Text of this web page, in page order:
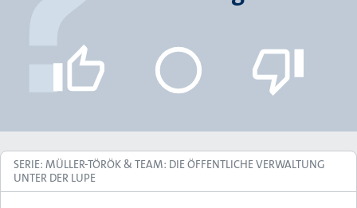
SERIE: MÜLLER-TÖRÖK & TEAM: DIE ÖFFENTLICHE VERWALTUNG
UNTER DER LUPE